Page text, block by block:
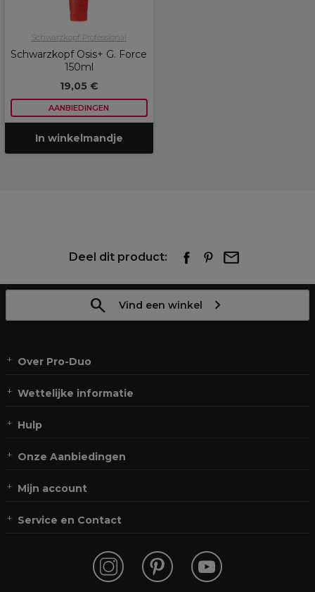
Schwarzkopf Professional
Schwarzkopf Osis+ G. Force
150ml
19,05 €
AANBIEDINGEN
In winkelmandje
Deel dit product:
Vind een winkel
Over Pro-Duo
Wettelijke informatie
Hulp
Onze Aanbiedingen
Mijn account
Service en Contact